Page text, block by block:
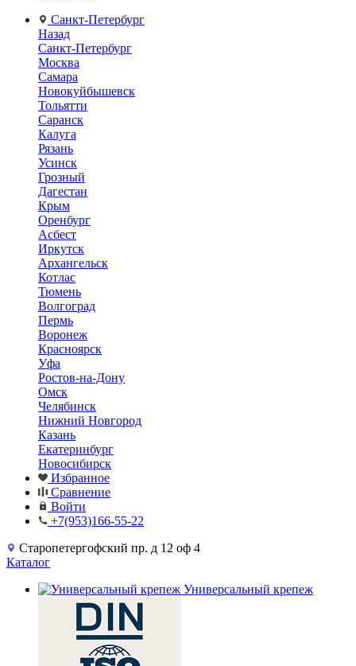
Санкт-Петербург
Назад
Санкт-Петербург
Москва
Самара
Новокуйбышевск
Тольятти
Саранск
Калуга
Рязань
Усинск
Грозный
Дагестан
Крым
Оренбург
Асбест
Иркутск
Архангельск
Котлас
Тюмень
Волгоград
Пермь
Воронеж
Красноярск
Уфа
Ростов-на-Дону
Омск
Челябинск
Нижний Новгород
Казань
Екатеринбург
Новосибирск
Избранное
Сравнение
Войти
+7(953)166-55-22
Старопетергофский пр. д 12 оф 4
Каталог
Универсальный крепеж